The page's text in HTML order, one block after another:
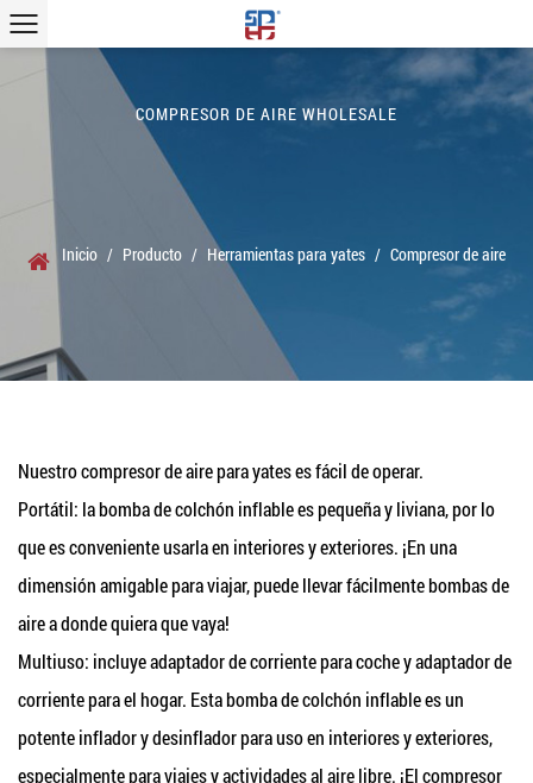
COMPRESOR DE AIRE WHOLESALE
Inicio / Producto / Herramientas para yates / Compresor de aire
Nuestro compresor de aire para yates es fácil de operar.
Portátil: la bomba de colchón inflable es pequeña y liviana, por lo
que es conveniente usarla en interiores y exteriores. ¡En una
dimensión amigable para viajar, puede llevar fácilmente bombas de
aire a donde quiera que vaya!
Multiuso: incluye adaptador de corriente para coche y adaptador de
corriente para el hogar. Esta bomba de colchón inflable es un
potente inflador y desinflador para uso en interiores y exteriores,
especialmente para viajes y actividades al aire libre. ¡El compresor